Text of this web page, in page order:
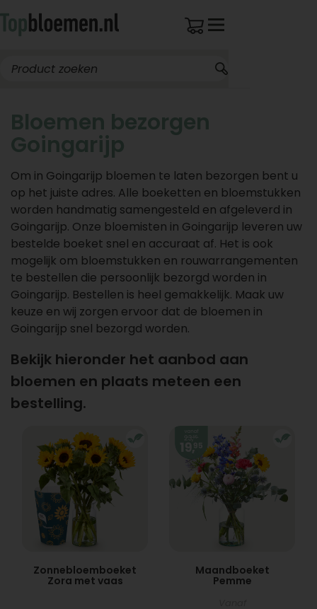
Bloemen bezorgen
Goingarijp
Om in Goingarijp bloemen te laten bezorgen bent u
op het juiste adres. Alle boeketten en bloemstukken
worden handmatig samengesteld en afgeleverd in
Goingarijp. Onze bloemisten in Goingarijp leveren uw
bestelde boeket snel en accuraat af. Het is ook
mogelijk om bloemstukken en rouwarrangementen
te bestellen die persoonlijk bezorgd worden in
Goingarijp. Bestellen is heel gemakkelijk. Maak uw
keuze en wij zorgen ervoor dat de bloemen in
Goingarijp snel bezorgd worden.
Bekijk hieronder het aanbod aan
bloemen en plaats meteen een
bestelling.
Zonnebloemboeket
Zora met vaas
Maandboeket
Pemme